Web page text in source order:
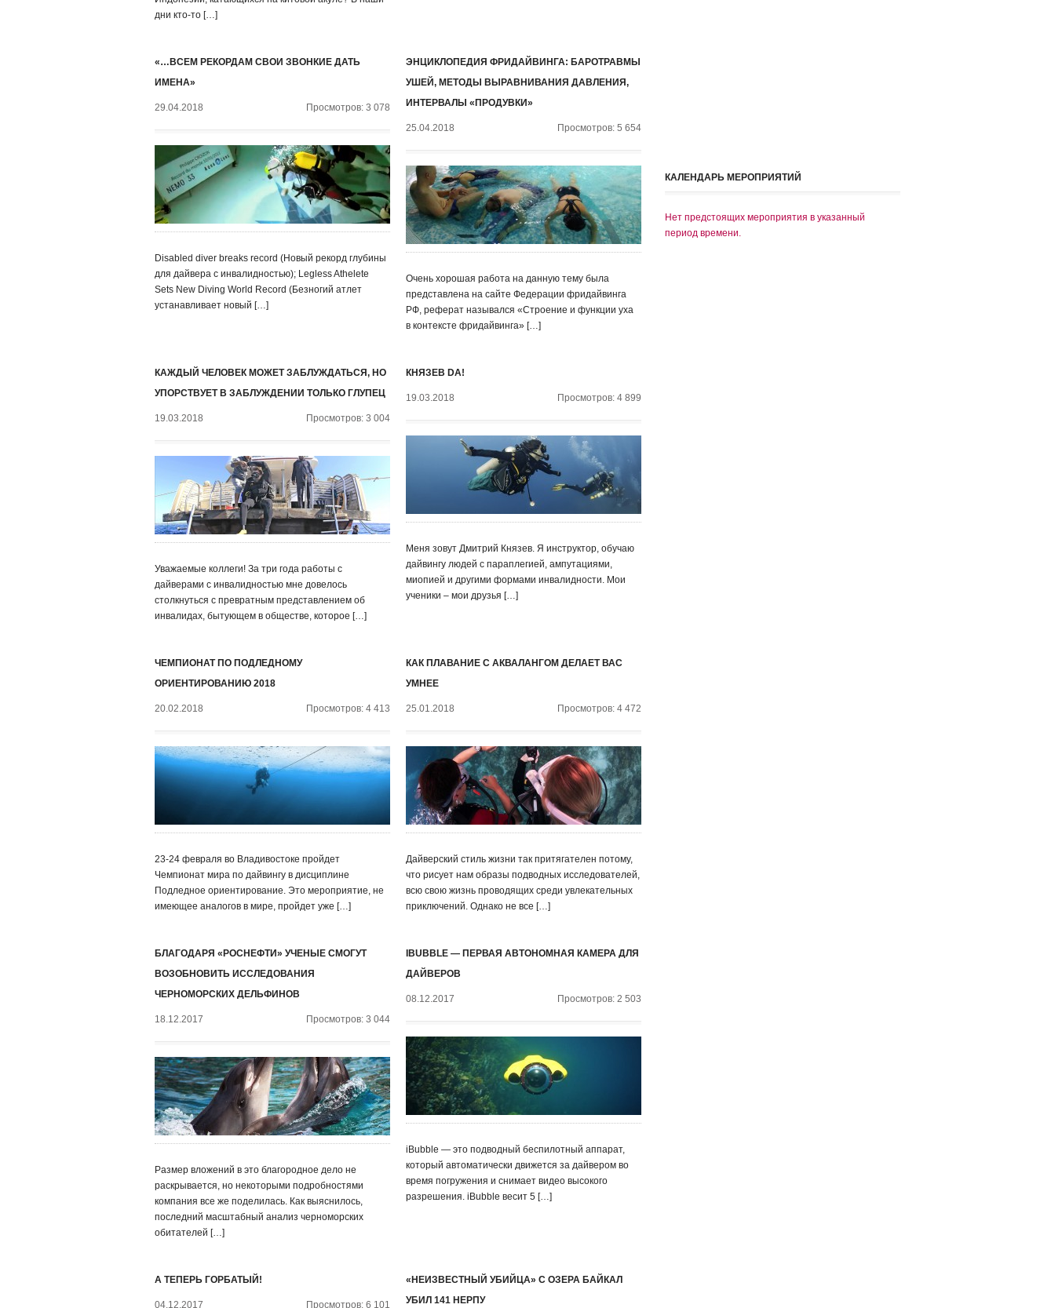
дни кто-то […]
«…ВСЕМ РЕКОРДАМ СВОИ ЗВОНКИЕ ДАТЬ
ИМЕНА»
29.04.2018 Просмотров: 3 078
Disabled diver breaks record (Новый рекорд глубины
для дайвера с инвалидностью); Legless Athelete
Sets New Diving World Record (Безногий атлет
устанавливает новый […]
ЭНЦИКЛОПЕДИЯ ФРИДАЙВИНГА: БАРОТРАВМЫ
УШЕЙ, МЕТОДЫ ВЫРАВНИВАНИЯ ДАВЛЕНИЯ,
ИНТЕРВАЛЫ «ПРОДУВКИ»
25.04.2018 Просмотров: 5 654
Очень хорошая работа на данную тему была
представлена на сайте Федерации фридайвинга
РФ, реферат назывался «Строение и функции уха
в контексте фридайвинга» […]
КАЖДЫЙ ЧЕЛОВЕК МОЖЕТ ЗАБЛУЖДАТЬСЯ, НО
УПОРСТВУЕТ В ЗАБЛУЖДЕНИИ ТОЛЬКО ГЛУПЕЦ
19.03.2018 Просмотров: 3 004
Уважаемые коллеги! За три года работы с
дайверами с инвалидностью мне довелось
столкнуться с превратным представлением об
инвалидах, бытующем в обществе, которое […]
КНЯЗЕВ DA!
19.03.2018 Просмотров: 4 899
Меня зовут Дмитрий Князев. Я инструктор, обучаю
дайвингу людей с параплегией, ампутациями,
миопией и другими формами инвалидности. Мои
ученики – мои друзья […]
ЧЕМПИОНАТ ПО ПОДЛЕДНОМУ
ОРИЕНТИРОВАНИЮ 2018
20.02.2018 Просмотров: 4 413
23-24 февраля во Владивостоке пройдет
Чемпионат мира по дайвингу в дисциплине
Подледное ориентирование. Это мероприятие, не
имеющее аналогов в мире, пройдет уже […]
КАК ПЛАВАНИЕ С АКВАЛАНГОМ ДЕЛАЕТ ВАС
УМНЕЕ
25.01.2018 Просмотров: 4 472
Дайверский стиль жизни так притягателен потому,
что рисует нам образы подводных исследователей,
всю свою жизнь проводящих среди увлекательных
приключений. Однако не все […]
БЛАГОДАРЯ «РОСНЕФТИ» УЧЕНЫЕ СМОГУТ
ВОЗОБНОВИТЬ ИССЛЕДОВАНИЯ
ЧЕРНОМОРСКИХ ДЕЛЬФИНОВ
18.12.2017 Просмотров: 3 044
Размер вложений в это благородное дело не
раскрывается, но некоторыми подробностями
компания все же поделилась. Как выяснилось,
последний масштабный анализ черноморских
обитателей […]
IBUBBLE — ПЕРВАЯ АВТОНОМНАЯ КАМЕРА ДЛЯ
ДАЙВЕРОВ
08.12.2017 Просмотров: 2 503
iBubble — это подводный беспилотный аппарат,
который автоматически движется за дайвером во
время погружения и снимает видео высокого
разрешения. iBubble весит 5 […]
А ТЕПЕРЬ ГОРБАТЫЙ!
04.12.2017 Просмотров: 6 101
«НЕИЗВЕСТНЫЙ УБИЙЦА» С ОЗЕРА БАЙКАЛ
УБИЛ 141 НЕРПУ
КАЛЕНДАРЬ МЕРОПРИЯТИЙ
Нет предстоящих мероприятия в указанный
период времени.